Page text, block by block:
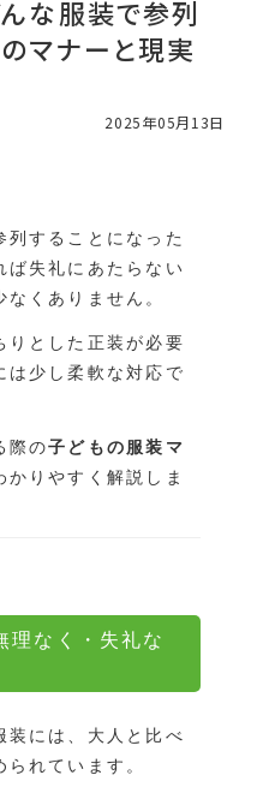
受付］
：
神石高原町・世羅
な服装で参列
マナーと現実
2025年05月13日
列することになった
ば失礼にあたらない
くありません。
りとした正装が必要
は少し柔軟な対応で
際の子どもの服装マ
りやすく解説しま
理なく・失礼な
装には、大人と比べ
られています。